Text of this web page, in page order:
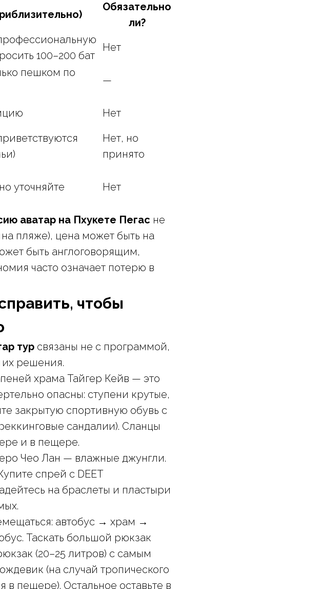
Обязательно
ли?
100–200 бат
Нет
пешком по
—
Нет
Нет, но
принято
уточняйте Нет
аватар на Пхукете Пегас не
пляже), цена может быть на
быть англоговорящим,
часто означает потерю в
чтобы
тур связаны не с программой,
их решения.
храма Тайгер Кейв — это
опасны: ступени крутые,
закрытую спортивную обувь с
сандалии). Сланцы
и в пещере.
Чео Лан — влажные джунгли.
спрей с DEET
на браслеты и пластыри
автобус → храм →
Таскать большой рюкзак
(20–25 литров) с самым
(на случай тропического
в пещере). Остальное оставьте в